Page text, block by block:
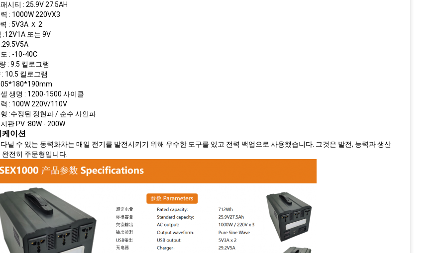
시티 : 25.9V 27.5AH
: 1000W 220VX3
: 5V3A Ｘ 2
:12V1A 또는 9V
: -10-40C
: 9.5 킬로그램
: 10.5 킬로그램
생명 : 1200-1500 사이클
: 100W 220V/110V
:수정된 정현파 / 순수 사인파
판 PV :80W - 200W
이션
닐 수 있는 동력화차는 매일 전기를 발전시키기 위해 우수한 도구를 있고 전력 백업으로 사용했습니다. 그것은 발전, 능력과 생산
완전히 주문형입니다.